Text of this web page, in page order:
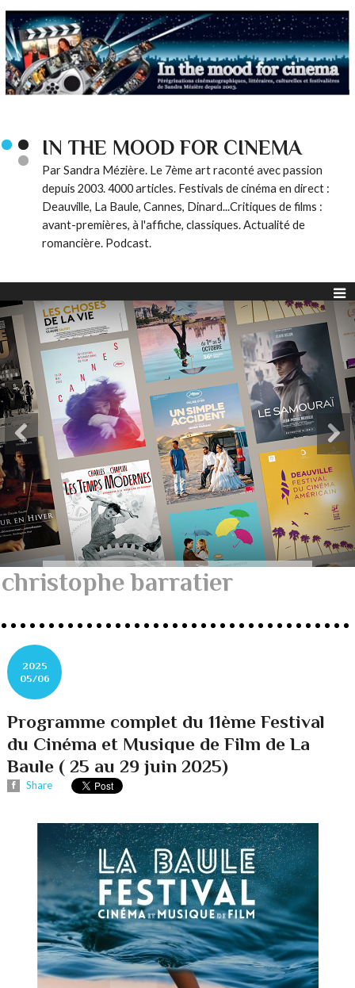
IN THE MOOD FOR CINEMA
Par Sandra Mézière. Le 7ème art raconté avec passion
depuis 2003. 4000 articles. Festivals de cinéma en direct :
Deauville, La Baule, Cannes, Dinard...Critiques de films :
avant-premières, à l'affiche, classiques. Actualité de
romancière. Podcast.
christophe barratier
2025
05/06
Programme complet du 11ème Festival
du Cinéma et Musique de Film de La
Baule ( 25 au 29 juin 2025)
Share